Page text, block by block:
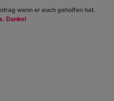
wenn er euch geholfen hat.
Danke!